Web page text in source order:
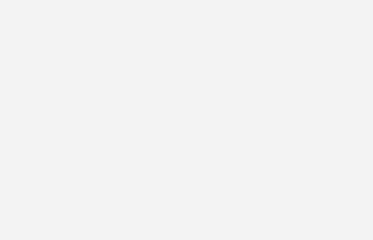
der Genehmigungen deutscher Onshore-
sogar auch noch alle übrigen Monate im Jahr
der Vorjahre 2014 und 2015.
Fachagentur, Jürgen Quentin, sagt dazu:
Dezember 2016 gab es seit
bessere Monatsstatistik.“ Der Dezember 2016
von rund fünf GW ein